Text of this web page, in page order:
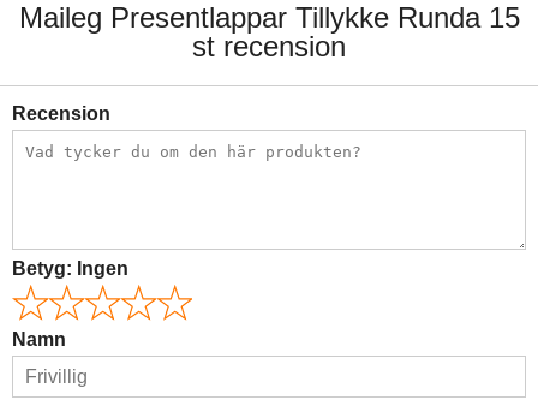
Maileg Presentlappar Tillykke Runda 15
st recension
Recension
Betyg: Ingen
Namn